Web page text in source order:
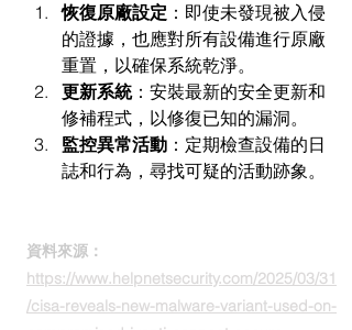
恢復原廠設定 ：即使未發現被入侵
的證據，也應對所有設備進行原廠
重置，以確保系統乾淨。
更新系統：安裝最新的安全更新和
修補程式，以修復已知的漏洞。
監控異常活動 ：定期檢查設備的日
誌和行為，尋找可疑的活動跡象。
資料來源：
https://www.helpnetsecurity.com/2025/03/31
/cisa-reveals-new-malware-variant-used-on-